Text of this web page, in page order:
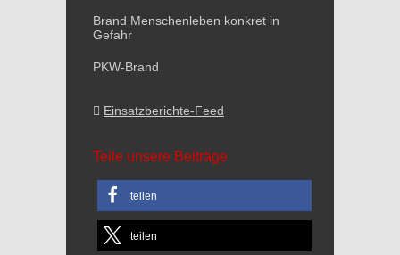
Brand Menschenleben konkret in
Gefahr
PKW-Brand
Einsatzberichte-Feed
Teile unsere Beiträge
teilen
teilen